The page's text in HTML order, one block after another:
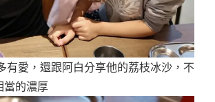
有愛，還跟阿白分享他的荔枝冰沙，不
當的濃厚